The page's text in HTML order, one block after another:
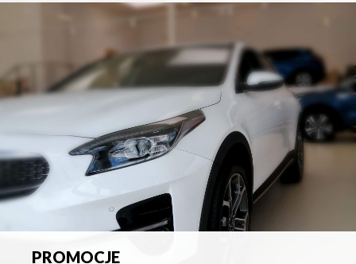
Sprzedaż oryginalnych części samochodowych oraz
PROMOCJE